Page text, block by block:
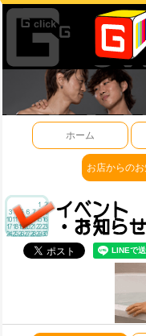
ホーム
お店からの